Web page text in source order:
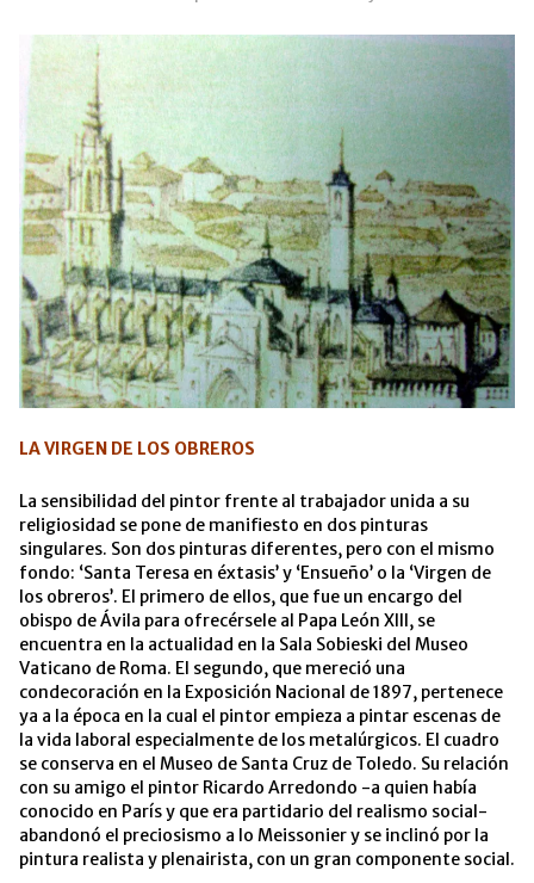
LA VIRGEN DE LOS OBREROS
La sensibilidad del pintor frente al trabajador unida a su
religiosidad se pone de manifiesto en dos pinturas
singulares. Son dos pinturas diferentes, pero con el mismo
fondo: ‘Santa Teresa en éxtasis’ y ‘Ensueño’ o la ‘Virgen de
los obreros’. El primero de ellos, que fue un encargo del
obispo de Ávila para ofrecérsele al Papa León XIII, se
encuentra en la actualidad en la Sala Sobieski del Museo
Vaticano de Roma. El segundo, que mereció una
condecoración en la Exposición Nacional de 1897, pertenece
ya a la época en la cual el pintor empieza a pintar escenas de
la vida laboral especialmente de los metalúrgicos. El cuadro
se conserva en el Museo de Santa Cruz de Toledo. Su relación
con su amigo el pintor Ricardo Arredondo -a quien había
conocido en París y que era partidario del realismo social-
abandonó el preciosismo a lo Meissonier y se inclinó por la
pintura realista y plenairista, con un gran componente social.